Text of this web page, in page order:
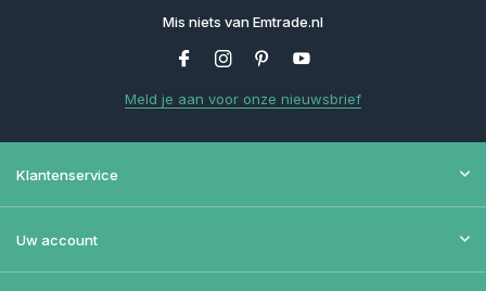
Mis niets van Emtrade.nl
Meld je aan voor onze nieuwsbrief
Klantenservice
Uw account